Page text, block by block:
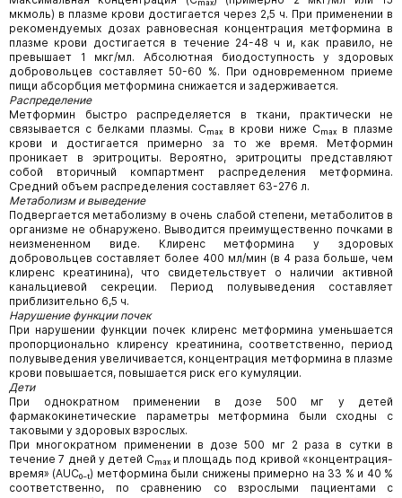
мкмоль) в плазме крови достигается через 2,5 ч. При применении в
рекомендуемых дозах равновесная концентрация метформина в
плазме крови достигается в течение 24-48 ч и, как правило, не
превышает 1 мкг/мл. Абсолютная биодоступность у здоровых
добровольцев составляет 50-60 %. При одновременном приеме
пищи абсорбция метформина снижается и задерживается.
Распределение
Метформин быстро распределяется в ткани, практически не
связывается с белками плазмы. Сₘₐₓ в крови ниже Сₘₐₓ в плазме
крови и достигается примерно за то же время. Метформин
проникает в эритроциты. Вероятно, эритроциты представляют
собой вторичный компартмент распределения метформина.
Средний объем распределения составляет 63-276 л.
Метаболизм и выведение
Подвергается метаболизму в очень слабой степени, метаболитов в
организме не обнаружено. Выводится преимущественно почками в
неизмененном виде. Клиренс метформина у здоровых
добровольцев составляет более 400 мл/мин (в 4 раза больше, чем
клиренс креатинина), что свидетельствует о наличии активной
канальциевой секреции. Период полувыведения составляет
приблизительно 6,5 ч.
Нарушение функции почек
При нарушении функции почек клиренс метформина уменьшается
пропорционально клиренсу креатинина, соответственно, период
полувыведения увеличивается, концентрация метформина в плазме
крови повышается, повышается риск его кумуляции.
Дети
При однократном применении в дозе 500 мг у детей
фармакокинетические параметры метформина были сходны с
таковыми у здоровых взрослых.
При многократном применении в дозе 500 мг 2 раза в сутки в
течение 7 дней у детей Сₘₐₓ и площадь под кривой «концентрация-
время» (AUC₀₋ₜ) метформина были снижены примерно на 33 % и 40 %
соответственно, по сравнению со взрослыми пациентами с